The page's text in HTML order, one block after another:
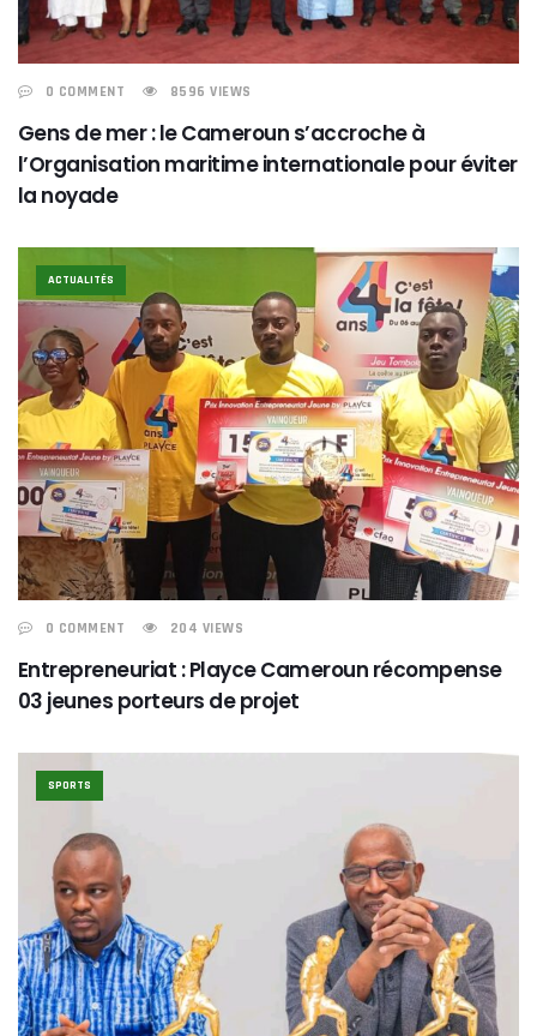
0 COMMENT 8596 VIEWS
Gens de mer : le Cameroun s’accroche à
l’Organisation maritime internationale pour éviter
la noyade
ACTUALITÉS
0 COMMENT 204 VIEWS
Entrepreneuriat : Playce Cameroun récompense
03 jeunes porteurs de projet
SPORTS